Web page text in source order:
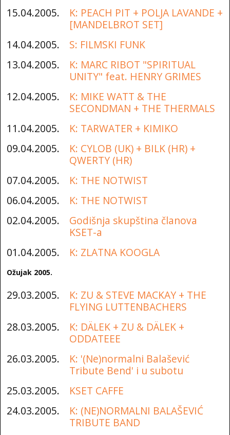
15.04.2005.
K: PEACH PIT + POLJA LAVANDE +
[MANDELBROT SET]
14.04.2005.
S: FILMSKI FUNK
13.04.2005.
K: MARC RIBOT "SPIRITUAL
UNITY" feat. HENRY GRIMES
12.04.2005.
K: MIKE WATT & THE
SECONDMAN + THE THERMALS
11.04.2005.
K: TARWATER + KIMIKO
09.04.2005.
K: CYLOB (UK) + BILK (HR) +
QWERTY (HR)
07.04.2005.
K: THE NOTWIST
06.04.2005.
K: THE NOTWIST
02.04.2005.
Godišnja skupština članova
KSET-a
01.04.2005.
K: ZLATNA KOOGLA
Ožujak 2005.
29.03.2005.
K: ZU & STEVE MACKAY + THE
FLYING LUTTENBACHERS
28.03.2005.
K: DÄLEK + ZU & DÄLEK +
ODDATEEE
26.03.2005.
K: '(Ne)normalni Balašević
Tribute Bend' i u subotu
25.03.2005.
KSET CAFFE
24.03.2005.
K: (NE)NORMALNI BALAŠEVIĆ
TRIBUTE BAND